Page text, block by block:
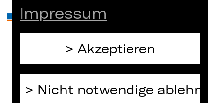
Home
Künstler*innen
Jobs
ZVB/L
Impressum
Akzeptieren
Nicht notwendige ablehnen